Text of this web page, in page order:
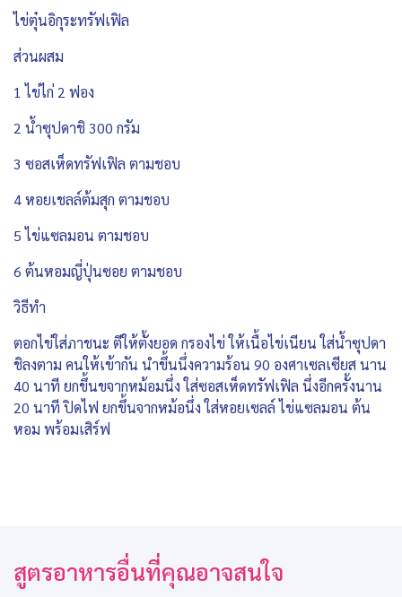
ไข่ตุ๋นอิกุระทรัฟเฟิล
ส่วนผสม
1 ไข่ไก่ 2 ฟอง
2 น้ำซุปดาชิ 300 กรัม
3 ซอสเห็ดทรัฟเฟิล ตามชอบ
4 หอยเชลล์ต้มสุก ตามชอบ
5 ไข่แซลมอน ตามชอบ
6 ต้นหอมญี่ปุ่นซอย ตามชอบ
วิธีทำ
ตอกไข่ใส่ภาชนะ ตีให้ตั้งยอด กรองไข่ ให้เนื้อไข่เนียน ใส่น้ำซุปดา
ชิลงตาม คนให้เข้ากัน นำขึ้นนึ่งความร้อน 90 องศาเซลเซียส นาน
40 นาที ยกขึ้นขจากหม้อมนึ่ง ใส่ซอสเห็ดทรัฟเฟิล นึ่งอีกครั้งนาน
20 นาที ปิดไฟ ยกขึ้นจากหม้อนึ่ง ใส่หอยเซลล์ ไข่แซลมอน ต้น
หอม พร้อมเสิร์ฟ
สูตรอาหารอื่นที่คุณอาจสนใจ